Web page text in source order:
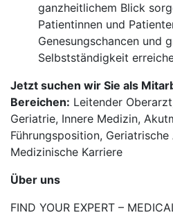
ganzheitlichem Blick
Patientinnen und
Genesungschancen und
Selbstständigkeit
Jetzt suchen wir Sie als
Bereichen: Leitender
Geriatrie, Innere Medizin,
Führungsposition,
Medizinische Karriere
Über uns
FIND YOUR EXPERT –